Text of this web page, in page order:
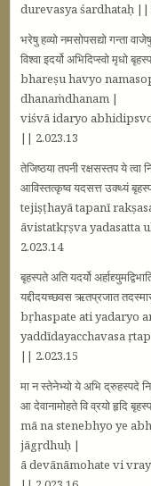
durevasya śardhataḥ ||
भरेषु हव्यो नमसोपसद्यो गन्ता
विश्वा इदर्यो अभिदिप्स्वो मृधो
bhareṣu havyo
dhanaṁdhanam |
viśvā idaryo
|| 2.023.13
तेजिष्ठया तपनी रक्षसस्तप ये त्वा
आविस्तत्कृष्व यदसत्त उक्थ्यं
tejiṣṭhayā tapanī
āvistatkṛṣva yadasatta
2.023.14
बृहस्पते अति यदर्यो
यद्दीदयच्छवस ऋतप्रजात
bṛhaspate ati yadaryo
yaddīdayacchavasa
|| 2.023.15
मा न स्तेनेभ्यो ये अभि द्रुहस्पदे
आ देवानामोहते वि व्रयो हृदि
mā na stenebhyo ye
jāgṛdhuḥ |
ā devānāmohate vi